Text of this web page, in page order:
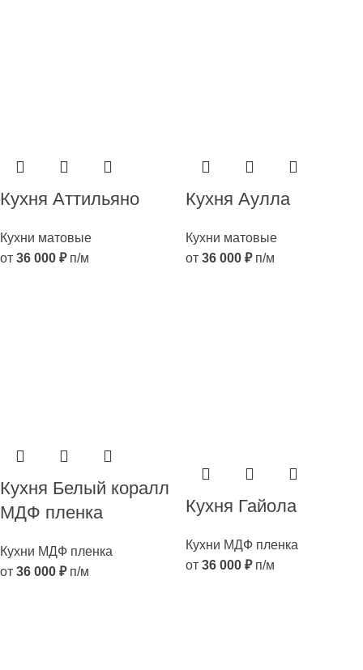
Кухня Аттильяно
Кухни матовые
от 36 000 ₽п/м
Кухня Аулла
Кухни матовые
от 36 000 ₽п/м
Кухня Белый коралл
МДФ пленка
Кухни МДФ пленка
от 36 000 ₽п/м
Кухня Гайола
Кухни МДФ пленка
от 36 000 ₽п/м